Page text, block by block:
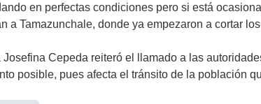
en perfectas condiciones pero si está
a Tamazunchale, donde ya empezaron a cortar
Cepeda reiteró el llamado a las
posible, pues afecta el tránsito de la población